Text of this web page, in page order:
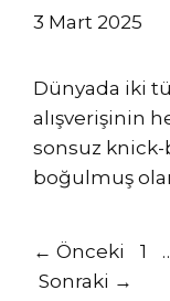
3 Mart 2025
Dünyada iki
alışverişinin
sonsuz knick-
boğulmuş
← Önceki 1
Sonraki →